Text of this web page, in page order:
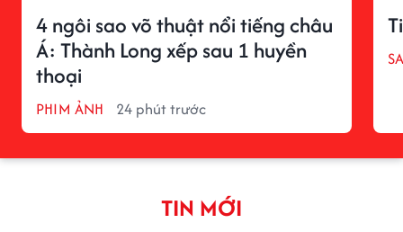
4 ngôi sao võ thuật nổi tiếng châu
Á: Thành Long xếp sau 1 huyền
thoại
PHIM ẢNH 24 phút trước
TIN MỚI